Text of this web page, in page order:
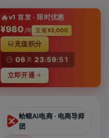
🔥v1 首发 · 限时优惠
¥980/年 立省 ¥3,000
06 天 23:59:50
充值积分
立即开通
蛤蟆AI电商 · 电商导师
团